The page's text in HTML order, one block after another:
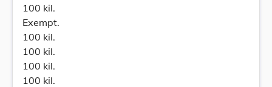
100 kil.
Exempt.
100 kil.
100 kil.
100 kil.
100 kil.